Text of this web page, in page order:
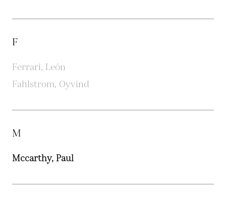
F
Ferrari, León
Fahlstrom, Oyvind
M
Mccarthy, Paul